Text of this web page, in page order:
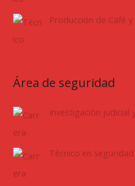
Producción de Café y
Área de seguridad
Investigación judicial
Técnico en